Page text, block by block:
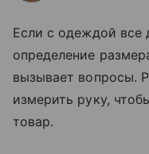
Если с одеждой все
определение
вызывает вопросы.
измерить руку,
товар.